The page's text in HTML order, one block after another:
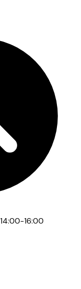
16:00